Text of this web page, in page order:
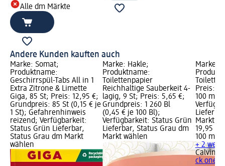
Alle dm Märkte
Andere Kunden kauften auch
Marke: Somat;
Produktname:
Geschirrspül-Tabs All in 1
Extra Zitrone & Limette
Giga, 85 St; Preis: 12,95 €;
Grundpreis: 85 St (0,15 € je
1 St); Gefahrenhinweis
reizend; Verfügbarkeit:
Status Grün Lieferbar,
Status Grau dm Markt
wählen
Marke: Hakle;
Produktname:
Toilettenpapier
Reichhaltige Sauberkeit 4-
lagig, 9 St; Preis: 5,65 €;
Grundpreis: 1 260 Bl
(0,45 € je 100 Bl);
Verfügbarkeit: Status Grün
Lieferbar, Status Grau dm
Markt wählen
Marke:
Toilette
Preis:
100 ml
Markt
19,95 €
100 ml
+ 2
Calvin
ck one,